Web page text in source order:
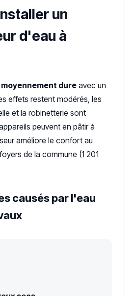
un
d'eau à
moyennement dure avec un
effets restent modérés, les
et la robinetterie sont
peuvent en pâtir à
améliore le confort au
de la commune (1 201
causés par l'eau